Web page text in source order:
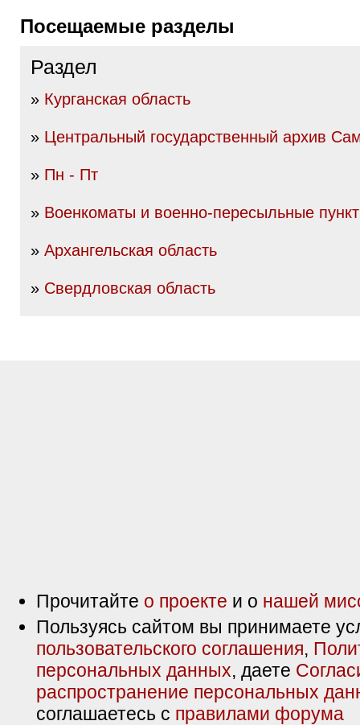
Посещаемые разделы
Раздел
» Курганская область
» Центральный государственный архив
» Пн - Пт
» Военкоматы и военно-пересыльные
» Архангельская область
» Свердловская область
Прочитайте о проекте и о нашей
Пользуясь сайтом вы принимаете
пользовательского соглашения,
персональных данных, даете
распространение персональных
соглашаетесь с правилами форума